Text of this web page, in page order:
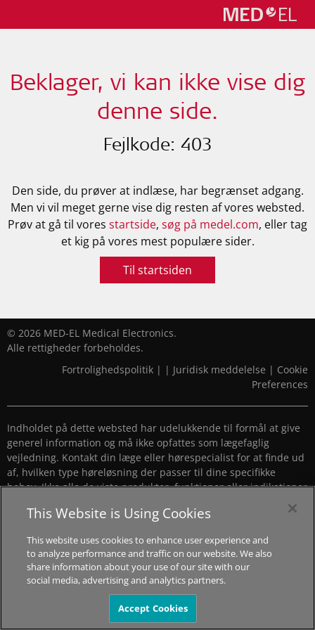
Beklager, vi kan ikke vise dig
denne side.
Fejlkode: 403
Den side, du prøver at indlæse, har begrænset adgang.
Men vi vil meget gerne vise dig resten af vores websted.
Prøv at gå til vores startside, søg på medel.com, eller tag
et kig på vores mest populære sider.
Til startsiden
© 2026 MED-EL Medical Electronics.
Alle rettigheder forbeholdes.
Fortrolighedspolitik | | Juridisk meddelelse | Cookie
Preferences
Indholdet på dette websted har udelukkende til formål at give
generel information og må ikke opfattes som lægefaglig
vejledning. Kontakt din læge eller hørespecialist for at finde ud
af, hvilken type høreløsning der passer til dine specifikke
behov. Ikke alle de viste produkter, funktioner eller indikationer
This Website is Using Cookies
This website uses cookies to enhance user experience and
to analyze performance and traffic on our website. We also
share information about your use of our site with our
social media, advertising and analytics partners.
Accept Cookies